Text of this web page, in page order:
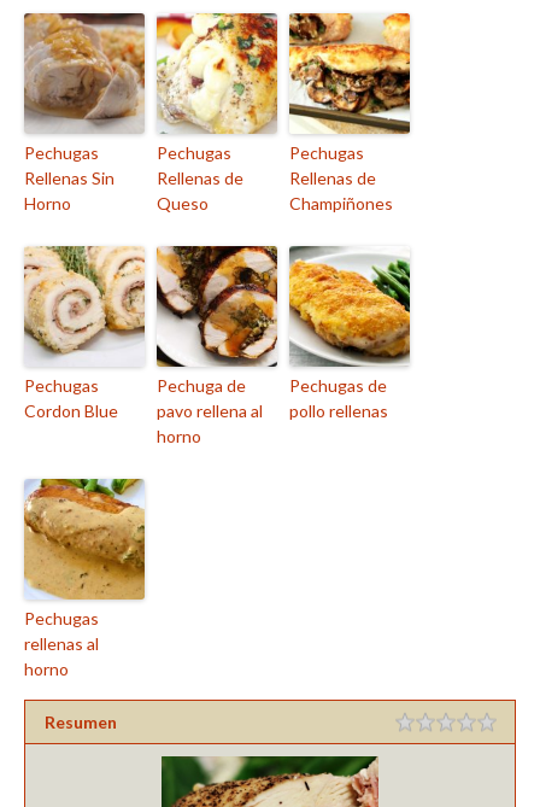
Pechugas
Rellenas Sin
Horno
Pechugas
Rellenas de
Queso
Pechugas
Rellenas de
Champiñones
Pechugas
Cordon Blue
Pechuga de
pavo rellena al
horno
Pechugas de
pollo rellenas
Pechugas
rellenas al
horno
Resumen